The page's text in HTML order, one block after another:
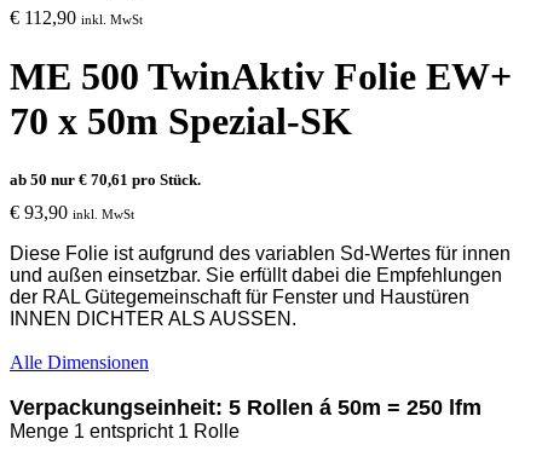
€ 112,90 inkl. MwSt
ME 500 TwinAktiv Folie EW+
70 x 50m Spezial-SK
ab 50 nur € 70,61 pro Stück.
€ 93,90 inkl. MwSt
Diese Folie ist aufgrund des variablen Sd-Wertes für innen
und außen einsetzbar. Sie erfüllt dabei die Empfehlungen
der RAL Gütegemeinschaft für Fenster und Haustüren
INNEN DICHTER ALS AUSSEN.
Alle Dimensionen
Verpackungseinheit: 5 Rollen á 50m = 250 lfm
Menge 1 entspricht 1 Rolle